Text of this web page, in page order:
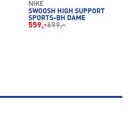
NIKE
SWOOSH HIGH SUPPORT
SPORTS-BH DAME
559,-699,-